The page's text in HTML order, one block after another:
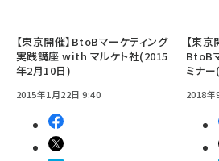
【東京開催】BtoBマーケティング
実践講座 with マルケト社(2015
年2月10日)
2015年1月22日 9:40
【東
BtoB
ミナ
2018年